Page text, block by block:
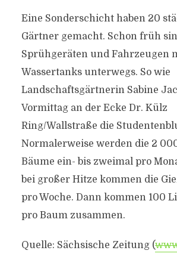
Eine Sonderschicht haben 20
Gärtner gemacht. Schon früh
Sprühgeräten und Fahrzeugen
Wassertanks unterwegs. So wie
Landschaftsgärtnerin Sabine
Vormittag an der Ecke Dr. Külz
Ring/Wallstraße die
Normalerweise werden die 2
Bäume ein- bis zweimal pro
bei großer Hitze kommen die
pro Woche. Dann kommen 100
pro Baum zusammen.
Quelle: Sächsische Zeitung (